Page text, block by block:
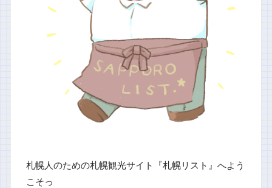
札幌人のための札幌観光サイト『札幌リスト』へよう
こそっ